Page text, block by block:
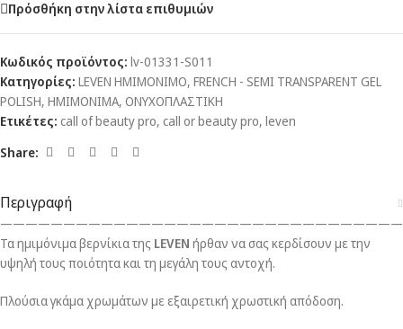
Πρόσθήκη στην λίστα επιθυμιών
Κωδικός προϊόντος: lv-01331-S011
Κατηγορίες: LEVEN ΗΜΙΜΟΝΙΜΟ, FRENCH - SEMI TRANSPARENT GEL
POLISH, ΗΜΙΜΟΝΙΜΑ, ΟΝΥΧΟΠΛΑΣΤΙΚΗ
Ετικέτες: call of beauty pro, call or beauty pro, leven
Share:
Περιγραφή
Τα ημιμόνιμα βερνίκια της LEVEN ήρθαν να σας κερδίσουν με την
υψηλή τους ποιότητα και τη μεγάλη τους αντοχή.
Πλούσια γκάμα χρωμάτων με εξαιρετική χρωστική απόδοση.